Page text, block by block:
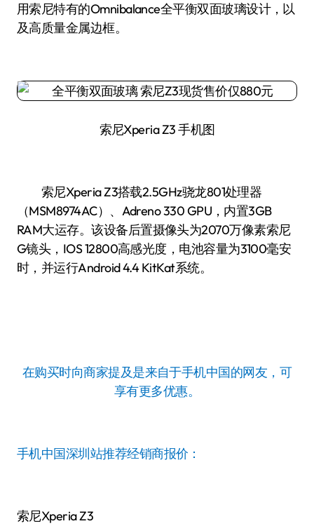
用索尼特有的Omnibalance全平衡双面玻璃设计，以
及高质量金属边框。
索尼Xperia Z3 手机图
索尼Xperia Z3搭载2.5GHz骁龙801处理器
（MSM8974AC）、Adreno 330 GPU，内置3GB
RAM大运存。该设备后置摄像头为2070万像素索尼
G镜头，IOS 12800高感光度，电池容量为3100毫安
时，并运行Android 4.4 KitKat系统。
在购买时向商家提及是来自于手机中国的网友，可
享有更多优惠。
手机中国深圳站推荐经销商报价：
索尼Xperia Z3